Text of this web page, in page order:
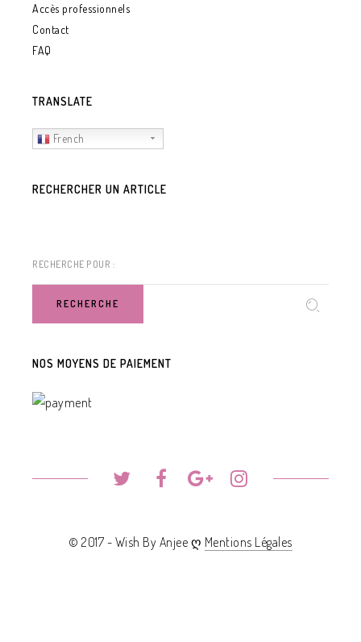
Accès professionnels
Contact
FAQ
TRANSLATE
French
RECHERCHER UN ARTICLE
RECHERCHE POUR :
RECHERCHE
NOS MOYENS DE PAIEMENT
© 2017 - Wish By Anjee ღ Mentions Légales